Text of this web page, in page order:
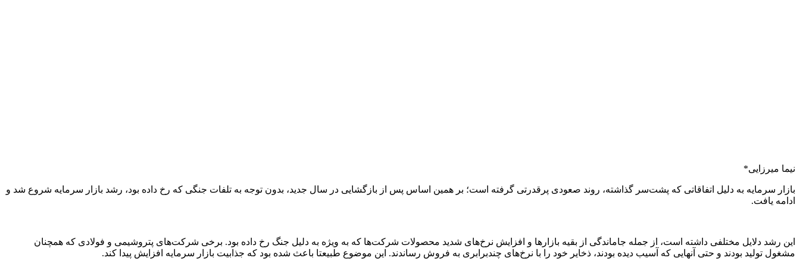
نیما میرزایی*
بازار سرمایه به دلیل اتفاقاتی که پشت‌سر گذاشته، روند صعودی پرقدرتی گرفته است؛ بر همین اساس پس از بازگشایی در سال جدید، بدون توجه به تلفات جنگی که رخ داده بود، رشد بازار سرمایه شروع شد و
ادامه یافت.
این رشد دلایل مختلفی داشته است، از جمله جاماندگی از بقیه بازارها و افزایش نرخ‌های شدید محصولات شرکت‌ها که به ویژه به دلیل جنگ رخ داده بود. برخی شرکت‌های پتروشیمی و فولادی که همچنان
مشغول تولید بودند و حتی آنهایی که آسیب دیده بودند، ذخایر خود را با نرخ‌های چندبرابری به فروش رساندند. این موضوع طبیعتا باعث شده بود که جذابیت بازار سرمایه افزایش پیدا کند.